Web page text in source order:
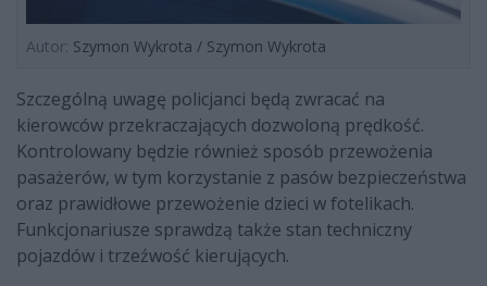
Autor: Szymon Wykrota / Szymon Wykrota
Szczególną uwagę policjanci będą zwracać na
kierowców przekraczających dozwoloną prędkość.
Kontrolowany będzie również sposób przewożenia
pasażerów, w tym korzystanie z pasów bezpieczeństwa
oraz prawidłowe przewożenie dzieci w fotelikach.
Funkcjonariusze sprawdzą także stan techniczny
pojazdów i trzeźwość kierujących.